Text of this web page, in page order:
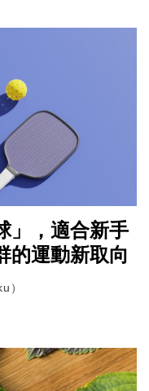
」，適合新手
的運動新取向
）